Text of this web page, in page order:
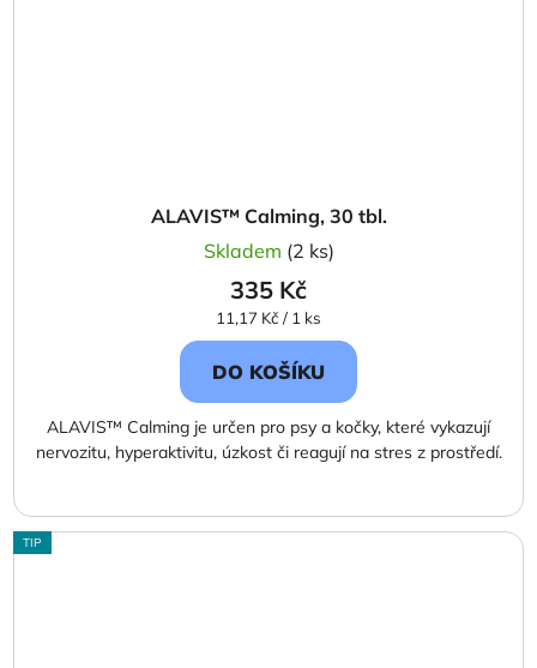
ALAVIS™ Calming, 30 tbl.
Skladem (2 ks)
335 Kč
Měrná
cena:
11,17 Kč / 1 ks
DO KOŠÍKU
ALAVIS™ Calming je určen pro psy a kočky, které vykazují
nervozitu, hyperaktivitu, úzkost či reagují na stres z prostředí.
TIP